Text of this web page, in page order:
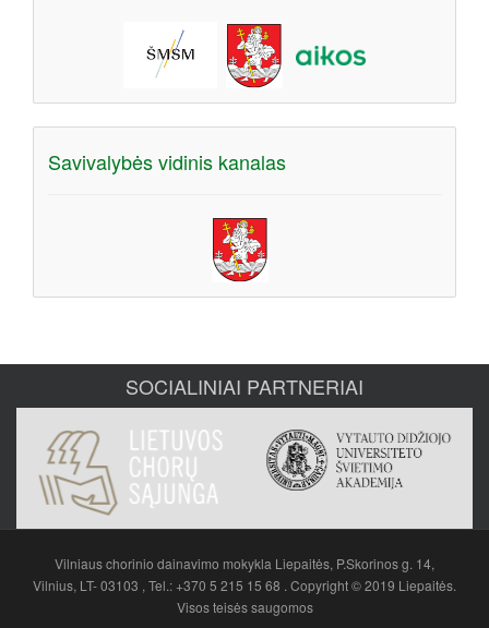
Savivalybės vidinis kanalas
SOCIALINIAI PARTNERIAI
Vilniaus chorinio dainavimo mokykla Liepaitės, P.Skorinos g. 14,
Vilnius, LT- 03103 , Tel.: +370 5 215 15 68 . Copyright © 2019 Liepaitės.
Visos teisės saugomos